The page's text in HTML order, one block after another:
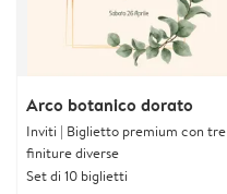
Arco botanico dorato
Inviti | Biglietto premium con tre
finiture diverse
Set di 10 biglietti